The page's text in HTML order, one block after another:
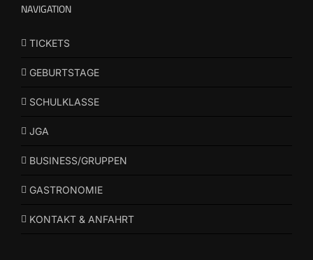
NAVIGATION
TICKETS
GEBURTSTAGE
SCHULKLASSE
JGA
BUSINESS/GRUPPEN
GASTRONOMIE
KONTAKT & ANFAHRT